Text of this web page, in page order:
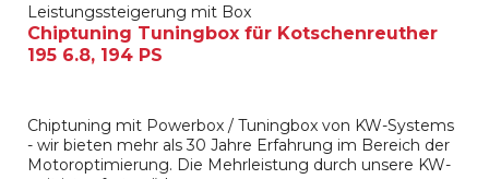
Leistungssteigerung mit Box
Chiptuning Tuningbox für Kotschenreuther
195 6.8, 194 PS
Chiptuning mit Powerbox / Tuningbox von KW-Systems
- wir bieten mehr als 30 Jahre Erfahrung im Bereich der
Motoroptimierung. Die Mehrleistung durch unsere KW-